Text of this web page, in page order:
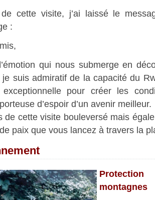
de cette visite, j’ai laissé le
:
qui nous submerge en
je suis admiratif de la capacité du
exceptionnelle pour créer les
d’espoir d’un avenir meilleur.
de cette visite bouleversé mais
paix que vous lancez à travers la
montagnes